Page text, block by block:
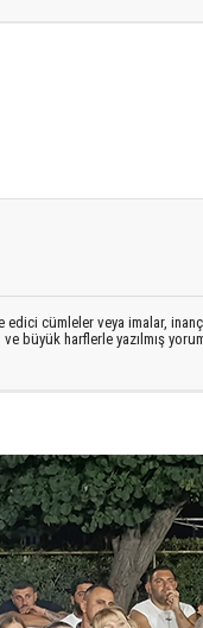
cümleler veya imalar,
büyük harflerle yazılmış